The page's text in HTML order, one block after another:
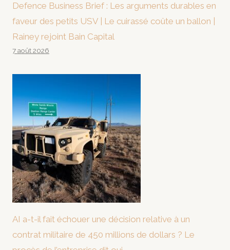
Defence Business Brief : Les arguments durables en
faveur des petits USV | Le cuirassé coûte un ballon |
Rainey rejoint Bain Capital
7 août 2026
AI a-t-il fait échouer une décision relative à un
contrat militaire de 450 millions de dollars ? Le